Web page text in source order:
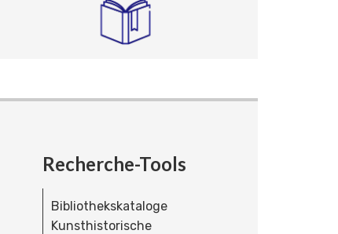
Recherche-Tools
Bibliothekskataloge
Kunsthistorische